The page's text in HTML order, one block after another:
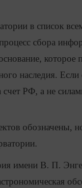
в список
сбора
наследия. Если
счет РФ, а не
обозначены,
имени В. П.